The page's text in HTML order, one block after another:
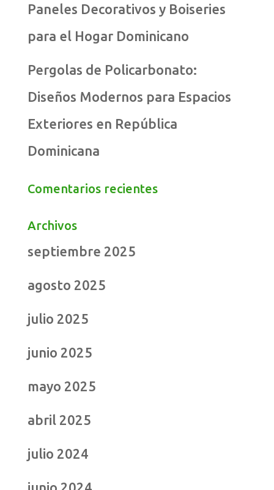
Paneles Decorativos y Boiseries
para el Hogar Dominicano
Pergolas de Policarbonato:
Diseños Modernos para Espacios
Exteriores en República
Dominicana
Comentarios recientes
Archivos
septiembre 2025
agosto 2025
julio 2025
junio 2025
mayo 2025
abril 2025
julio 2024